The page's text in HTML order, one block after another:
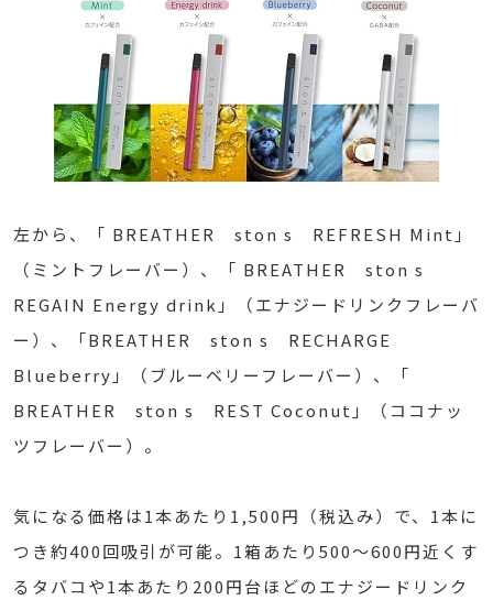
左から、「 BREATHER ston s REFRESH Mint」
（ミントフレーバー）、「 BREATHER ston s
REGAIN Energy drink」（エナジードリンクフレーバ
ー）、「BREATHER ston s RECHARGE
Blueberry」（ブルーベリーフレーバー）、「
BREATHER ston s REST Coconut」（ココナッ
ツフレーバー）。
気になる価格は1本あたり1,500円（税込み）で、1本に
つき約400回吸引が可能。1箱あたり500～600円近くす
るタバコや1本あたり200円台ほどのエナジードリンク